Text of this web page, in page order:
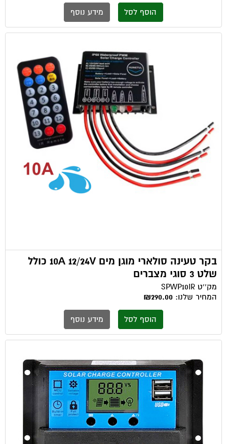
הוסף לסל מידע נוסף
בקר טעינה סולארי מוגן מים 10A 12/24V כולל
שלט 3 סוגי מצברים
מק''ט SPWP10IR
המחיר שלנו: ₪290.00
הוסף לסל מידע נוסף